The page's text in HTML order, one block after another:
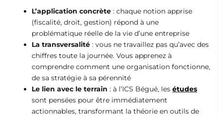
L’application concrète : chaque notion apprise
(fiscalité, droit, gestion) répond à une
problématique réelle de la vie d’une entreprise
La transversalité : vous ne travaillez pas qu’avec des
chiffres toute la journée. Vous apprenez à
comprendre comment une organisation fonctionne,
de sa stratégie à sa pérennité
Le lien avec le terrain : à l’ICS Bégué, les études
sont pensées pour être immédiatement
actionnables, transformant la théorie en outils de